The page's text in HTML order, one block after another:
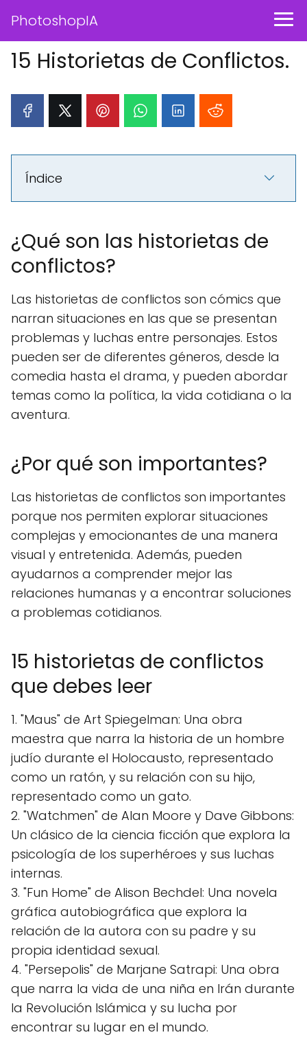
PhotoshopIA
15 Historietas de Conflictos.
Índice
¿Qué son las historietas de
conflictos?
Las historietas de conflictos son cómics que
narran situaciones en las que se presentan
problemas y luchas entre personajes. Estos
pueden ser de diferentes géneros, desde la
comedia hasta el drama, y pueden abordar
temas como la política, la vida cotidiana o la
aventura.
¿Por qué son importantes?
Las historietas de conflictos son importantes
porque nos permiten explorar situaciones
complejas y emocionantes de una manera
visual y entretenida. Además, pueden
ayudarnos a comprender mejor las
relaciones humanas y a encontrar soluciones
a problemas cotidianos.
15 historietas de conflictos
que debes leer
1. "Maus" de Art Spiegelman: Una obra
maestra que narra la historia de un hombre
judío durante el Holocausto, representado
como un ratón, y su relación con su hijo,
representado como un gato.
2. "Watchmen" de Alan Moore y Dave Gibbons:
Un clásico de la ciencia ficción que explora la
psicología de los superhéroes y sus luchas
internas.
3. "Fun Home" de Alison Bechdel: Una novela
gráfica autobiográfica que explora la
relación de la autora con su padre y su
propia identidad sexual.
4. "Persepolis" de Marjane Satrapi: Una obra
que narra la vida de una niña en Irán durante
la Revolución Islámica y su lucha por
encontrar su lugar en el mundo.